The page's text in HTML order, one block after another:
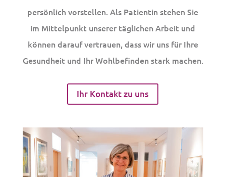
persönlich vorstellen. Als Patientin stehen Sie
im Mittelpunkt unserer täglichen Arbeit und
können darauf vertrauen, dass wir uns für Ihre
Gesundheit und Ihr Wohlbefinden stark machen.
Ihr Kontakt zu uns